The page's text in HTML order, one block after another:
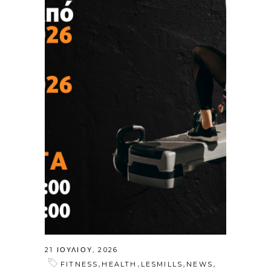
21 ΙΟΥΛΊΟΥ, 2026
FITNESS , HEALTH , LESMILLS , NEWS ,